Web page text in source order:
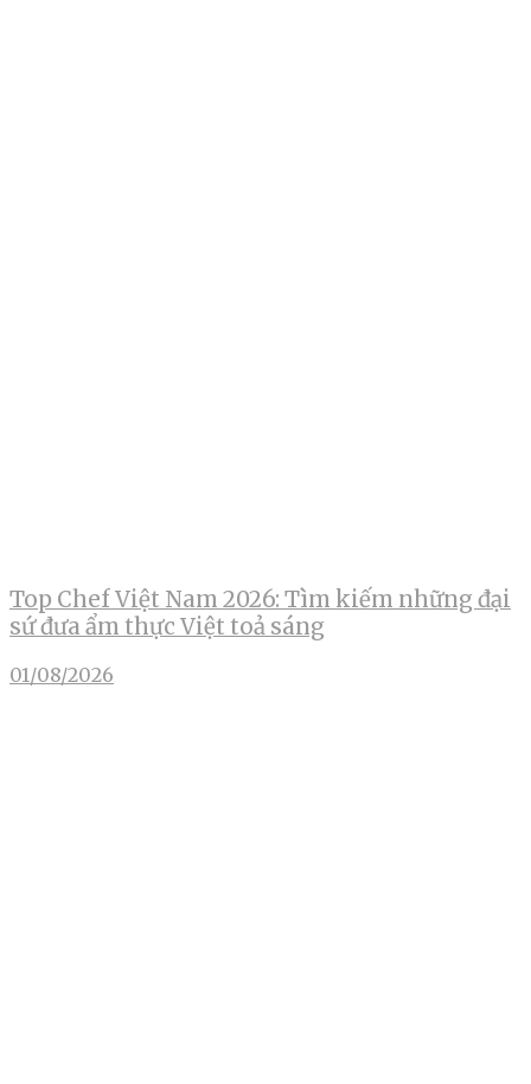
Top Chef Việt Nam 2026: Tìm kiếm những đại
sứ đưa ẩm thực Việt toả sáng
01/08/2026